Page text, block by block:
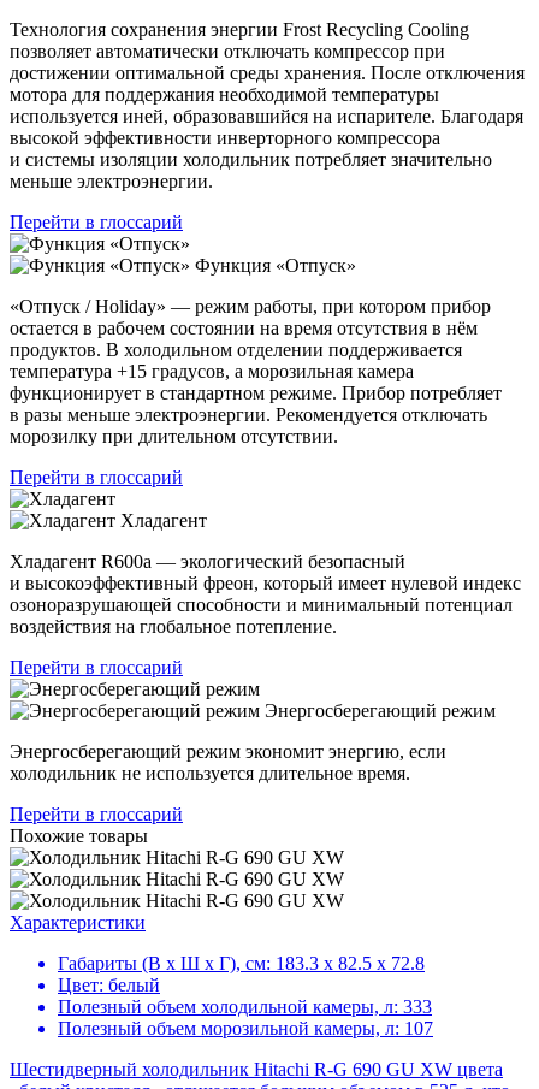
Технология сохранения энергии Frost Recycling Cooling
позволяет автоматически отключать компрессор при
достижении оптимальной среды хранения. После отключения
мотора для поддержания необходимой температуры
используется иней, образовавшийся на испарителе. Благодаря
высокой эффективности инверторного компрессора
и системы изоляции холодильник потребляет значительно
меньше электроэнергии.
Перейти в глоссарий
Функция «Отпуск»
«Отпуск / Holiday» — режим работы, при котором прибор
остается в рабочем состоянии на время отсутствия в нём
продуктов. В холодильном отделении поддерживается
температура +15 градусов, а морозильная камера
функционирует в стандартном режиме. Прибор потребляет
в разы меньше электроэнергии. Рекомендуется отключать
морозилку при длительном отсутствии.
Перейти в глоссарий
Хладагент
Хладагент R600a — экологический безопасный
и высокоэффективный фреон, который имеет нулевой индекс
озоноразрушающей способности и минимальный потенциал
воздействия на глобальное потепление.
Перейти в глоссарий
Энергосберегающий режим
Энергосберегающий режим экономит энергию, если
холодильник не используется длительное время.
Перейти в глоссарий
Похожие товары
Характеристики
Габариты (В х Ш х Г), см: 183.3 х 82.5 х 72.8
Цвет: белый
Полезный объем холодильной камеры, л: 333
Полезный объем морозильной камеры, л: 107
Шестидверный холодильник Hitachi R-G 690 GU XW цвета